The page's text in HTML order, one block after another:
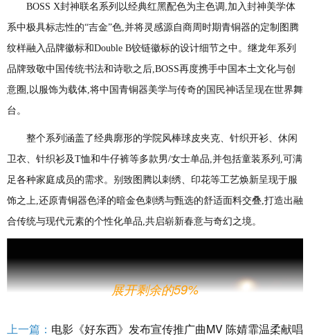
BOSS X封神联名系列以经典红黑配色为主色调,加入封神美学体
系中极具标志性的“吉金”色,并将灵感源自商周时期青铜器的定制图腾
纹样融入品牌徽标和Double B铰链徽标的设计细节之中。继龙年系列
品牌致敬中国传统书法和诗歌之后,BOSS再度携手中国本土文化与创
意圈,以服饰为载体,将中国青铜器美学与传奇的国民神话呈现在世界舞
台。
整个系列涵盖了经典廓形的学院风棒球皮夹克、针织开衫、休闲
卫衣、针织衫及T恤和牛仔裤等多款男/女士单品,并包括童装系列,可满
足各种家庭成员的需求。别致图腾以刺绣、印花等工艺焕新呈现于服
饰之上,还原青铜器色泽的暗金色刺绣与甄选的舒适面料交叠,打造出融
合传统与现代元素的个性化单品,共启崭新春意与奇幻之境。
展开剩余的59%
上一篇： 电影《好东西》发布宣传推广曲MV 陈婧霏温柔献唱